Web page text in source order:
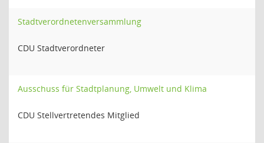
Stadtverordnetenversammlung
CDU Stadtverordneter
Ausschuss für Stadtplanung, Umwelt und Klima
CDU Stellvertretendes Mitglied